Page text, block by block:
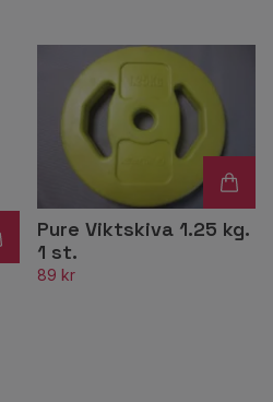
Pure Viktskiva 1.25 kg.
1 st.
89 kr